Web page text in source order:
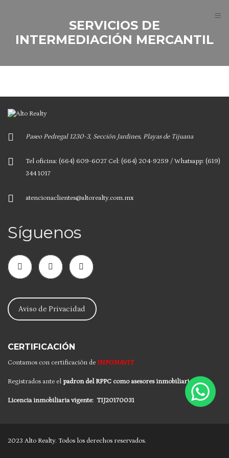
≡
SERVICIOS DE
INTERMEDIACIÓN MERCANTIL
Paseo Pedregal 1230-3, Sección Jardines, Playas de Tijuana
Tel oficina: (664) 609-6027 Cel: (664) 204-9259 / Whatsapp: (619)
344 1017
atencionaclientes@altorealty.com.mx
Síguenos
Aviso de Privacidad
CERTIFICACIÓN
Contamos con certificación de INFONAVIT
Registrados ante el padron del RPPC como asesores inmobiliarios.
Licencia inmobiliaria vigente: TIJ20170031
2023 Alto Realty. Todos los derechos reservados.